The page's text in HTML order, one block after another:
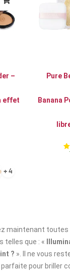
–
effet
+ 4
Pure
Banana
maintenant toutes
telles que : «
? ». Il ne vous
pour briller